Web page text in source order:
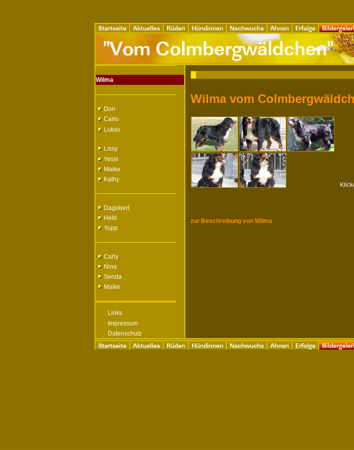
Wilma
Don
Carlo
Lukas
Lissy
Yessi
Maike
Kathy
Dagobert
Held
Yupp
Carly
Nina
Senda
Maike
Links
Impressum
Datenschutz
Wilma vom
zur Beschreibung von Wilma